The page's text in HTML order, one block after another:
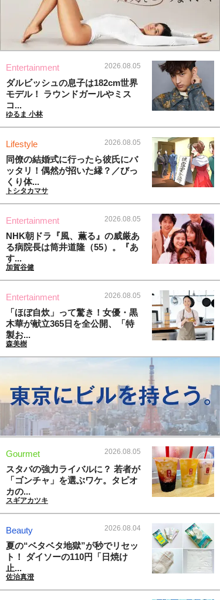
Entertainment 2026.08.05
ダルビッシュの息子は182cm世界
モデル！ ラウンドガールやミス
コ...
ゆるま 小林
Lifestyle 2026.08.05
同僚の結婚式に行ったら彼氏にバ
ッタリ！偶然が招いた縁？／びっ
くり体...
トシタカマサ
Entertainment 2026.08.05
NHK朝ドラ『風、薫る』の威厳あ
る病院長は筒井道隆（55）。『あ
す...
加賀谷健
Entertainment 2026.08.05
「ほぼ自炊」って驚き！女優・黒
木華が献立365日を全公開、「特
製お...
森美樹
Gourmet 2026.08.05
スタバの強力ライバルに？ 若者が
「ゴンチャ」を選ぶワケ。タピオ
カの...
スギアカツキ
Beauty 2026.08.04
夏の“ベタベタ地獄”が秒でリセッ
ト！ ダイソーの110円「日焼け
止...
佐治真澄